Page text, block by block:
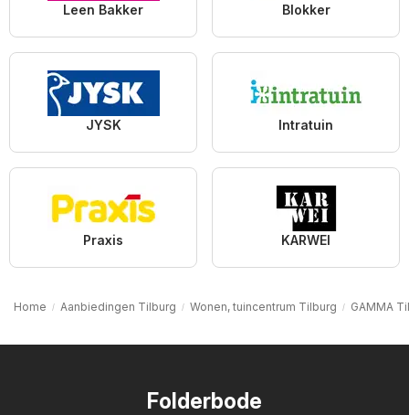
Leen Bakker Blokker
JYSK Intratuin
Praxis KARWEI
Home Aanbiedingen Tilburg Wonen, tuincentrum Tilburg GAMMA
Folderbode